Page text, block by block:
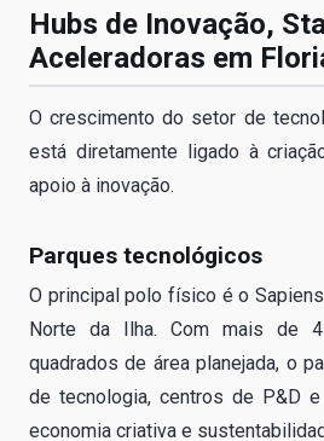
Hubs de Inovação,
Aceleradoras em
O crescimento do setor de
está diretamente ligado à
apoio à inovação.
Parques tecnológicos
O principal polo físico é o
Norte da Ilha. Com mais de
quadrados de área planejada, o
de tecnologia, centros de P&D
economia criativa e